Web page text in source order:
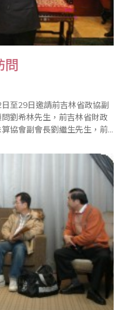
問
至29日邀請前吉林省政協副
劉希林先生，前吉林省財政
協會副會長劉繼生先生，前
市珠算協會顧問李有才先
會長姚紀全先生，吉林省珠